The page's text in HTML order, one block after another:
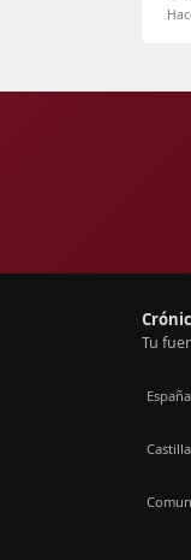
Tu
España